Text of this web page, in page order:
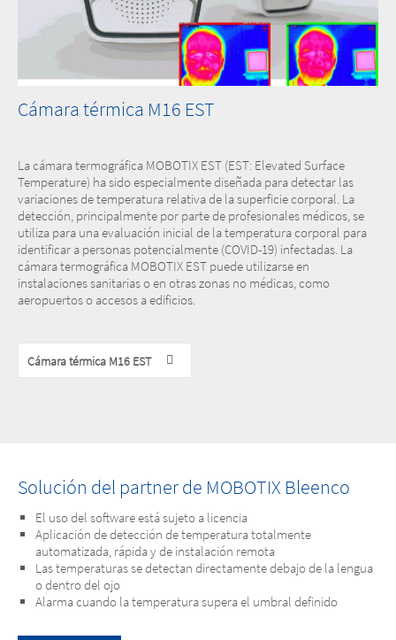
Cámara térmica M16 EST
La cámara termográfica MOBOTIX EST (EST: Elevated Surface
Temperature) ha sido especialmente diseñada para detectar las
variaciones de temperatura relativa de la superficie corporal. La
detección, principalmente por parte de profesionales médicos, se
utiliza para una evaluación inicial de la temperatura corporal para
identificar a personas potencialmente (COVID-19) infectadas. La
cámara termográfica MOBOTIX EST puede utilizarse en
instalaciones sanitarias o en otras zonas no médicas, como
aeropuertos o accesos a edificios.
Cámara térmica M16 EST
Solución del partner de MOBOTIX Bleenco
El uso del software está sujeto a licencia
Aplicación de detección de temperatura totalmente
automatizada, rápida y de instalación remota
Las temperaturas se detectan directamente debajo de la lengua
o dentro del ojo
Alarma cuando la temperatura supera el umbral definido